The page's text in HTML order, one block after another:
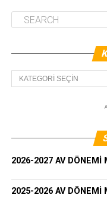
Kategoriler
2026-2027 AV DÖNEMİ
2025-2026 AV DÖNEMİ